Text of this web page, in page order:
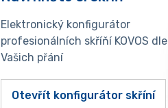
Elektronický konfigurátor
profesionálních skříňí KOVOS dle
Vašich přání
Otevřít konfigurátor skříní